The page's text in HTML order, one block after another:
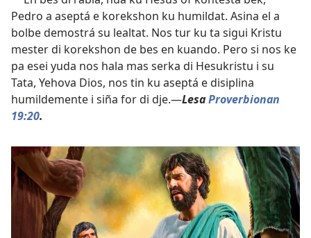
Pedro a aseptá e korekshon ku humildat. Asina el a
bolbe demostrá su lealtat. Nos tur ku ta sigui Kristu
mester di korekshon de bes en kuando. Pero si nos ke
pa esei yuda nos hala mas serka di Hesukristu i su
Tata, Yehova Dios, nos tin ku aseptá e disiplina
humildemente i siña for di dje.—LesaProverbionan
19:20.